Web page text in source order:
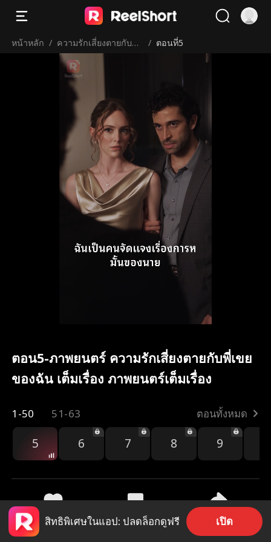
หน้าหลัก / ความรักเสี่ยงตายกับพี่เ
ขยของฉัน
/ ตอนที่5
ตอน5-ภาพยนตร์ ความรักเสี่ยงตายกับพี่เขย
ของฉัน เต็มเรื่อง ภาพยนตร์เต็มเรื่อง
1-50 51-63 ตอนทั้งหมด
5 6 7 8 9
1.7k 1.4k แชร์
สิทธิพิเศษในแอป: ปลดล็อกดูฟรี เปิด